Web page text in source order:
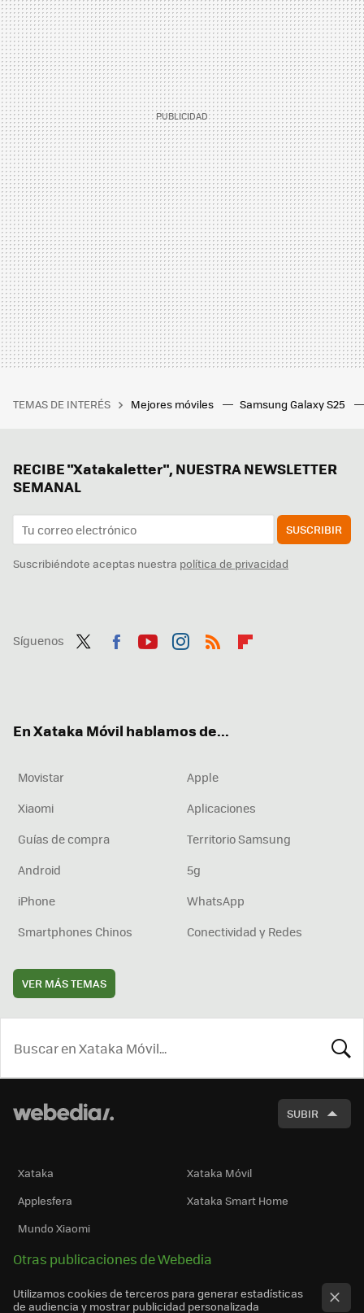
TEMAS DE INTERÉS Mejores móviles Samsung Galaxy S25
RECIBE "Xatakaletter", NUESTRA NEWSLETTER
SEMANAL
SUSCRIBIR
Suscribiéndote aceptas nuestra política de privacidad
Síguenos
En Xataka Móvil hablamos de...
Movistar
Apple
Xiaomi
Aplicaciones
Guías de compra
Territorio Samsung
Android
5g
iPhone
WhatsApp
Smartphones Chinos
Conectividad y Redes
VER MÁS TEMAS
SUBIR
Xataka
Xataka Móvil
Applesfera
Xataka Smart Home
Mundo Xiaomi
Otras publicaciones de Webedia
Utilizamos cookies de terceros para generar estadísticas
de audiencia y mostrar publicidad personalizada